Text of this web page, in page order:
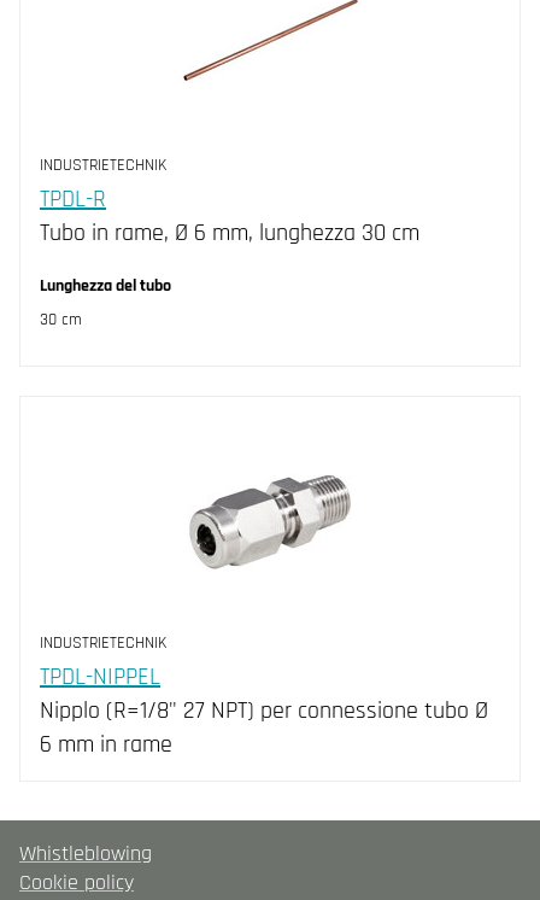
INDUSTRIETECHNIK
TPDL-R
Tubo in rame, Ø 6 mm, lunghezza 30 cm
Lunghezza del tubo
30 cm
INDUSTRIETECHNIK
TPDL-NIPPEL
Nipplo (R=1/8" 27 NPT) per connessione tubo Ø
6 mm in rame
Whistleblowing
Cookie policy